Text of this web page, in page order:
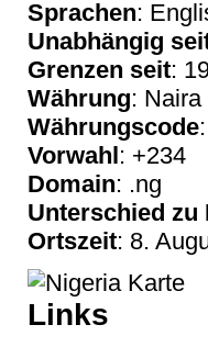
Sprachen:
Unabhängig
Grenzen seit:
Währung: Naira
Währungscode
Vorwahl: +234
Domain: .ng
Unterschied zu
Ortszeit: 8.
Links